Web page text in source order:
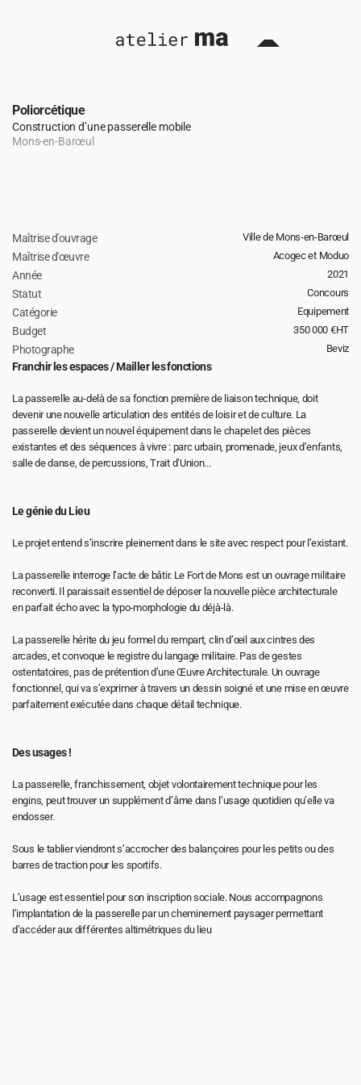
Poliorcétique
Construction d’une passerelle mobile
Mons-en-Barœul
retour
Maîtrise d'ouvrage Ville de Mons-en-Barœul
Maîtrise d'œuvre Acogec et Moduo
Année 2021
Statut Concours
Catégorie Equipement
Budget 350 000 €HT
Photographe Beviz
Franchir les espaces / Mailler les fonctions
La passerelle au-delà de sa fonction première de liaison technique, doit
devenir une nouvelle articulation des entités de loisir et de culture. La
passerelle devient un nouvel équipement dans le chapelet des pièces
existantes et des séquences à vivre : parc urbain, promenade, jeux d’enfants,
salle de danse, de percussions, Trait d’Union...
Le génie du Lieu
Le projet entend s’inscrire pleinement dans le site avec respect pour l’existant.
La passerelle interroge l’acte de bâtir. Le Fort de Mons est un ouvrage militaire
reconverti. Il paraissait essentiel de déposer la nouvelle pièce architecturale
en parfait écho avec la typo-morphologie du déjà-là.
La passerelle hérite du jeu formel du rempart, clin d’œil aux cintres des
arcades, et convoque le registre du langage militaire. Pas de gestes
ostentatoires, pas de prétention d’une Œuvre Architecturale. Un ouvrage
fonctionnel, qui va s’exprimer à travers un dessin soigné et une mise en œuvre
parfaitement exécutée dans chaque détail technique.
Des usages !
La passerelle, franchissement, objet volontairement technique pour les
engins, peut trouver un supplément d’âme dans l’usage quotidien qu’elle va
endosser.
Sous le tablier viendront s’accrocher des balançoires pour les petits ou des
barres de traction pour les sportifs.
L’usage est essentiel pour son inscription sociale. Nous accompagnons
l’implantation de la passerelle par un cheminement paysager permettant
d’accéder aux différentes altimétriques du lieu